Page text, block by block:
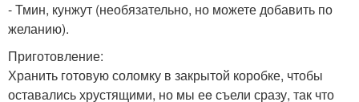
- Тмин, кунжут (необязательно, но можете добавить по
желанию).
Приготовление:
Хранить готовую соломку в закрытой коробке, чтобы
оставались хрустящими, но мы еe съели сразу, так что